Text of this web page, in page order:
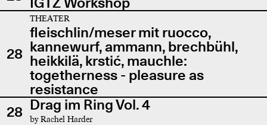
28
THEATER
fleischlin/meser mit ruocco,
kannewurf, ammann, brechbühl,
heikkilä, krstić, mauchle:
togetherness - pleasure as
resistance
28 Drag im Ring Vol. 4
by Rachel Harder